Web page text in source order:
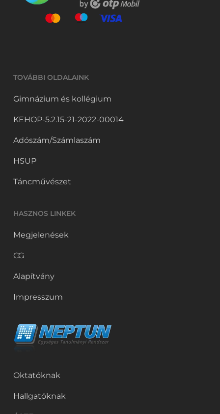
TOVÁBBI OLDALAINK
Gimnázium és kollégium
KEHOP-5.2.15-21-2022-00014
Adószám/Számlaszám
HSUP
Táncművészet
HASZNOS LINKEK
Megjelenések
CG
Alapítvány
Impresszum
Oktatóknak
Hallgatóknak